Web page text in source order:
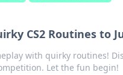
CS2 Routines to
with quirky routines!
Let the fun begin!